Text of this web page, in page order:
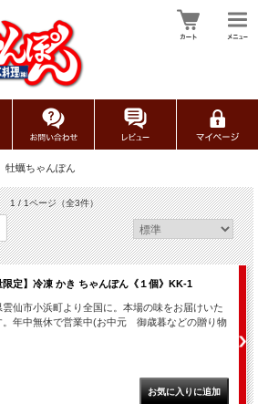
牡蠣ちゃんぽん
1 / 1ページ（全3件）
限定】冷凍 かき ちゃんぽん《１個》KK-1
雲仙市小浜町より全国に。本場の味をお届けいた
。年中無休で営業中(お中元 御歳暮などの贈り物